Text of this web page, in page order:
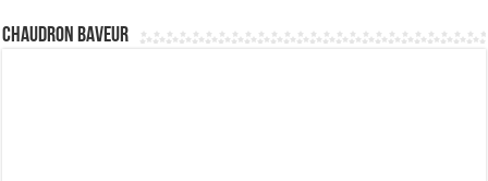
Chaudron Baveur